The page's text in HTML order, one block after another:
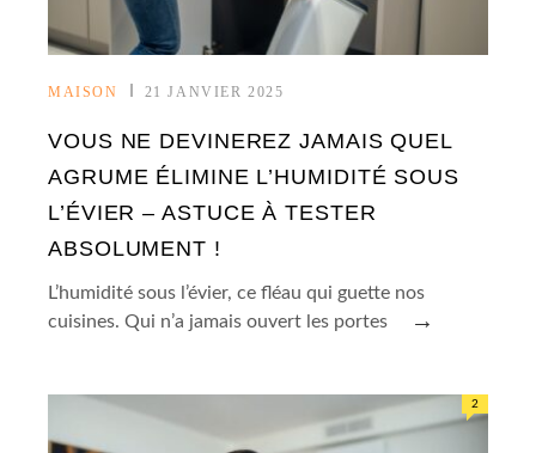
MAISON 21 JANVIER 2025
VOUS NE DEVINEREZ JAMAIS QUEL
AGRUME ÉLIMINE L’HUMIDITÉ SOUS
L’ÉVIER – ASTUCE À TESTER
ABSOLUMENT !
L’humidité sous l’évier, ce fléau qui guette nos
cuisines. Qui n’a jamais ouvert les portes
→
2